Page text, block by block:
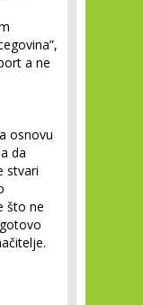
a ne
osnovu
da
stvari
što ne